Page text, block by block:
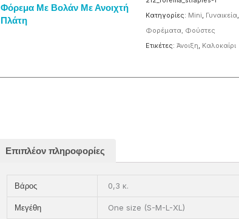
Φόρεμα Με Βολάν Με Ανοιχτή
Πλάτη
Κατηγορίες: Mini, Γυναικεία,
Φορέματα, Φούστες
Ετικέτες: Άνοιξη, Καλοκαίρι
Επιπλέον πληροφορίες
Βάρος 0,3 κ.
Μεγέθη One size (S-M-L-XL)